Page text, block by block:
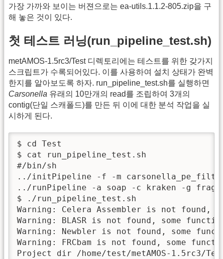
가장 가까와 보이는 버젼으로는 ea-utils.1.1.2-805.zip을 구
해 놓은 것이 있다.
첫 테스트 러닝(run_pipeline_test.sh)
metAMOS-1.5rc3/Test 디렉토리에는 테스트를 위한 갖가지
스크립트가 수록되어있다. 이를 사용하여 설치 상태가 완벽
한지를 알아보도록 하자. run_pipeline_test.sh를 실행하면
Carsonella 유래의 10만개의 read를 조립하여 3개의
contig(단일 스캐폴드)를 만든 뒤 이에 대한 분석 작업을 실
시하게 된다.
$ cd Test
$ cat run_pipeline_test.sh
#/bin/sh
../initPipeline -f -m
../runPipeline -a soap -c kraken -g
$ ./run_pipeline_test.sh
Warning: Celera Assembler is not
Warning: BLASR is not found, some
Warning: Newbler is not found, some
Warning: FRCbam is not found, some
Project dir /home/test/metAMOS-1.5rc3/